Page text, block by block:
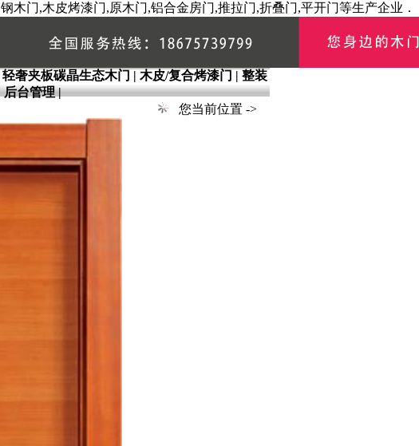
门,木皮烤漆门,原木门,铝合金房门,推拉门,折叠门,平开门等生产企业．
轻奢夹板碳晶生态木门 | 木皮/复合烤漆门 | 整装
后台管理|
您当前位置 ->